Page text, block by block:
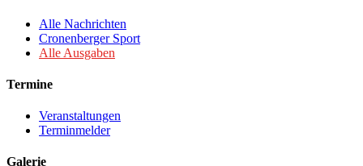
Alle Nachrichten
Cronenberger Sport
Alle Ausgaben
Termine
Veranstaltungen
Terminmelder
Galerie